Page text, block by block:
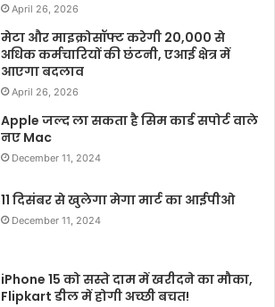
April 26, 2026
मेटा और माइक्रोसॉफ्ट करेगी 20,000 से
अधिक कर्मचारियों की छंटनी, एआई क्षेत्र में
आएगा बदलाव
April 26, 2026
Apple जल्द ला सकता है सिम कार्ड सपोर्ट वाले
नए Mac
December 11, 2024
11 दिसंबर से खुलेगा मेगा मार्ट का आईपीओ
December 11, 2024
iPhone 15 को सस्ते दाम में खरीदने का मौका,
Flipkart डील में होगी अच्छी बचत!